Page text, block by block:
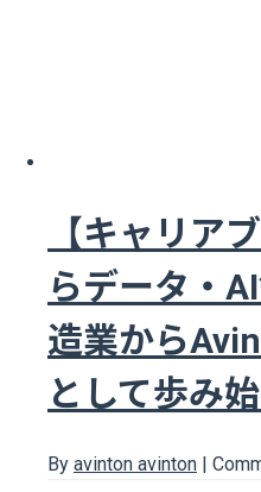
【キャリア
らデータ・
造業から
として歩み
By avinton avinton |